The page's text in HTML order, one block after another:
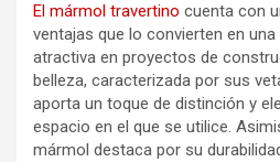
El mármol travertino cuenta con
ventajas que lo convierten en
atractiva en proyectos de
belleza, caracterizada por sus
aporta un toque de distinción y
espacio en el que se utilice.
mármol destaca por su